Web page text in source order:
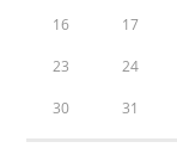
16 17
23 24
30 31